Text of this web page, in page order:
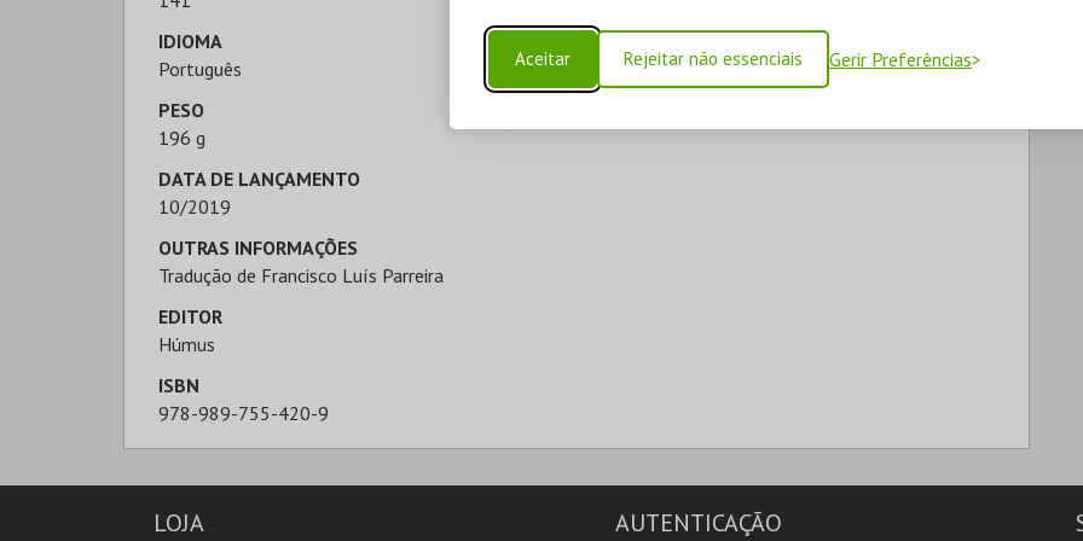
Aceitar Rejeitar não essenciais Gerir Preferências
IDIOMA
Português
PESO
196 g
DATA DE LANÇAMENTO
10/2019
OUTRAS INFORMAÇÕES
Tradução de Francisco Luís Parreira
EDITOR
Húmus
ISBN
978-989-755-420-9
LOJA AUTENTICAÇÃO